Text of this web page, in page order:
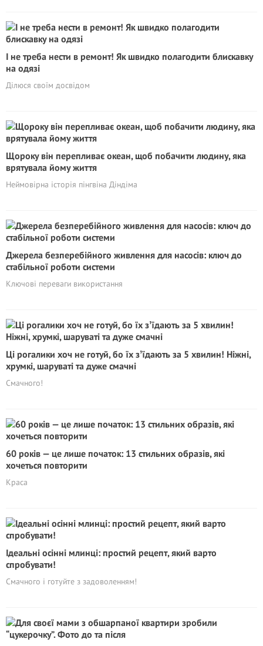
І не треба нести в ремонт! Як швидко полагодити блискавку
на одязі
Ділюся своїм досвідом
Щороку він перепливає океан, щоб побачити людину, яка
врятувала йому життя
Неймовірна історія пінгвіна Діндіма
Джерела безперебійного живлення для насосів: ключ до
стабільної роботи системи
Ключові переваги використання
Ці рогалики хоч не готуй, бо їх зʼїдають за 5 хвилин! Ніжні,
хрумкі, шаруваті та дуже смачні
Смачного!
60 років — це лише початок: 13 стильних образів, які
хочеться повторити
Краса
Ідеальні осінні млинці: простий рецепт, який варто
спробувати!
Смачного і готуйте з задоволенням!